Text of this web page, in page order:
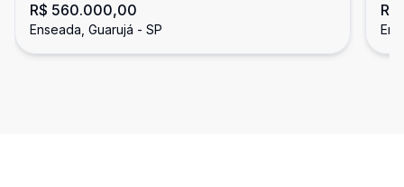
dormitórios, Enseada, Guarujá
R$ 560.000,00
Enseada, Guarujá - SP
3